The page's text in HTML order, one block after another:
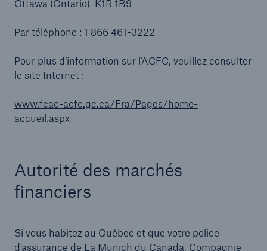
Ottawa (Ontario) K1R 1B9
Par téléphone : 1 866 461-3222
Pour plus d’information sur l’ACFC, veuillez consulter
le site Internet :
www.fcac-acfc.gc.ca/Fra/Pages/home-
accueil.aspx
Autorité des marchés
financiers
Si vous habitez au Québec et que votre police
d’assurance de La Munich du Canada, Compagnie